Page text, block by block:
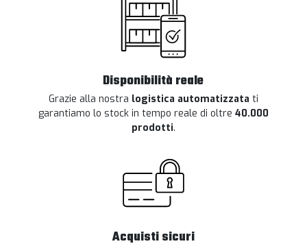
Disponibilità reale
Grazie alla nostra logistica automatizzata ti
garantiamo lo stock in tempo reale di oltre 40.000
prodotti.
Acquisti sicuri